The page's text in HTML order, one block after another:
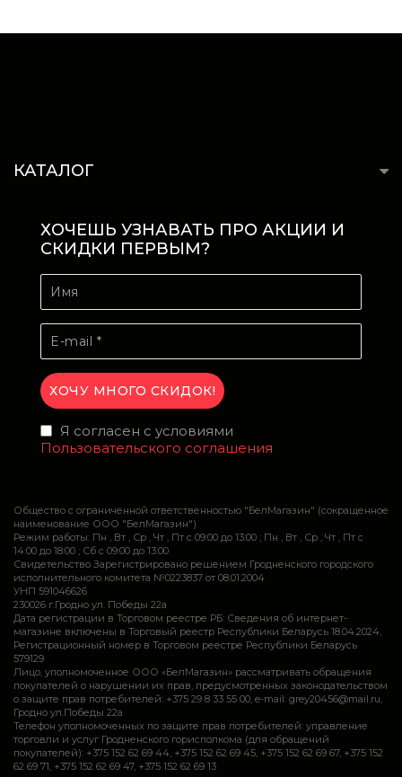
КАТАЛОГ
ХОЧЕШЬ УЗНАВАТЬ ПРО АКЦИИ И
СКИДКИ ПЕРВЫМ?
Я согласен с условиями
Пользовательского соглашения
Общество с ограниченной ответственностью "БелМагазин" (сокращенное
наименование ООО "БелМагазин")
Режим работы: Пн , Вт , Ср , Чт , Пт c 09:00 до 13:00 ; Пн , Вт , Ср , Чт , Пт c
14:00 до 18:00 ; Сб c 09:00 до 13:00
Свидетельство Зарегистрировано решением Гродненского городского
исполнительного комитета №0223837 от 08.01.2004
УНП 591046626
230026 г.Гродно ул. Победы 22а
Дата регистрации в Торговом реестре РБ: Сведения об интернет-
магазине включены в Торговый реестр Республики Беларусь 18.04.2024,
Регистрационный номер в Торговом реестре Республики Беларусь
579129
Лицо, уполномоченное ООО «БелМагазин» рассматривать обращения
покупателей о нарушении их прав, предусмотренных законодательством
о защите прав потребителей: +375 29 8 33 55 00, e-mail: grey20456@mail.ru,
Гродно ул.Победы 22а
Телефон уполномоченных по защите прав потребителей: управление
торговли и услуг Гродненского горисполкома (для обращений
покупателей): +375 152 62 69 44, +375 152 62 69 45, +375 152 62 69 67, +375 152
62 69 71, +375 152 62 69 47, +375 152 62 69 13